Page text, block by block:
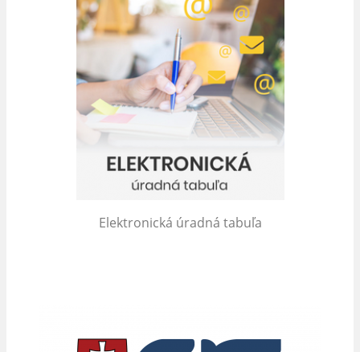
Elektronická úradná tabuľa